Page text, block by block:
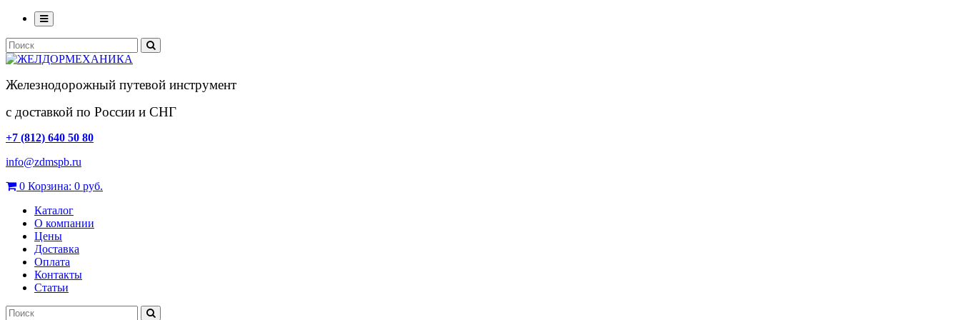
Железнодорожный путевой инструмент
с доставкой по России и СНГ
+7 (812) 640 50 80
info@zdmspb.ru
0 Корзина: 0 руб.
Каталог
О компании
Цены
Доставка
Оплата
Контакты
Статьи